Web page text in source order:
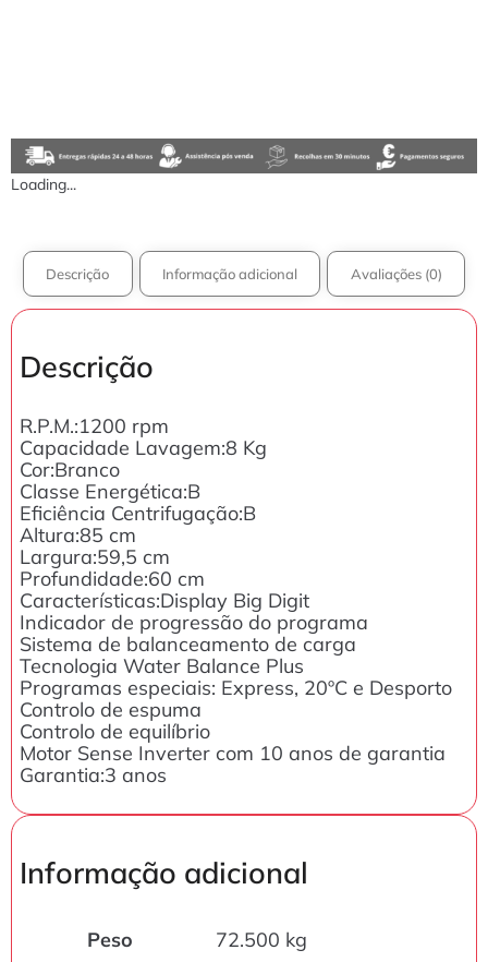
Loading...
Descrição Informação adicional Avaliações (0)
Descrição
R.P.M.:1200 rpm
Capacidade Lavagem:8 Kg
Cor:Branco
Classe Energética:B
Eficiência Centrifugação:B
Altura:85 cm
Largura:59,5 cm
Profundidade:60 cm
Características:Display Big Digit
Indicador de progressão do programa
Sistema de balanceamento de carga
Tecnologia Water Balance Plus
Programas especiais: Express, 20ºC e Desporto
Controlo de espuma
Controlo de equilíbrio
Motor Sense Inverter com 10 anos de garantia
Garantia:3 anos
Informação adicional
Peso
72.500 kg